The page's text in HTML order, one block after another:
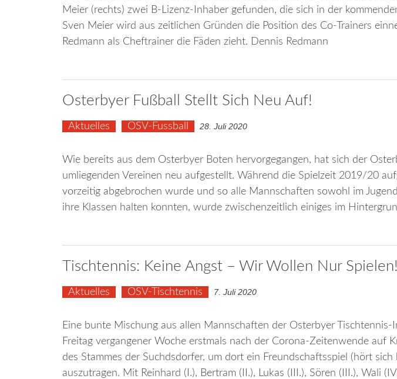
Meier (rechts) zwei B-Lizenz-Inhaber gefunden, die sich in der
Sven Meier wird aus zeitlichen Gründen die Position des Co-Trainers
Redmann als Cheftrainer die Fäden zieht. Dennis Redmann
Osterbyer Fußball Stellt Sich Neu Auf!
Aktuelles OSV-Fussball 28. Juli 2020
Wie bereits aus dem Osterbyer Boten hervorgegangen, hat sich der
umliegenden Vereinen neu aufgestellt. Während die Spielzeit 2019/20
vorzeitig abgebrochen wurde und so alle Mannschaften sowohl im
ihre Klassen halten konnten, wurde zwischenzeitlich einiges im
Tischtennis: Keine Angst – Wir Wollen Nur Spielen!
Aktuelles OSV-Tischtennis 7. Juli 2020
Eine bunte Mischung aus allen Mannschaften der Osterbyer Tischtennis-
Freitag vergangener Woche erstmals nach der Corona-Zeitenwende auf
des Stammes der Suchdsdorfer, um dort ein Freundschaftsspiel (hört sich
auszutragen. Mit Reinhard (I.), Bertram (II.), Lukas (III.), Sören (III.), Wali